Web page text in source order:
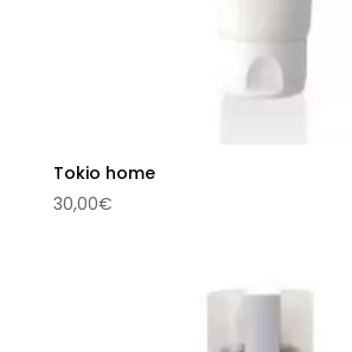
Tokio home
30,00€